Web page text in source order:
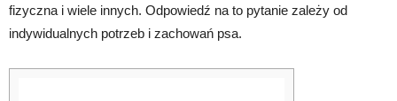
fizyczna i wiele innych. Odpowiedź na to pytanie zależy od
indywidualnych potrzeb i zachowań psa.